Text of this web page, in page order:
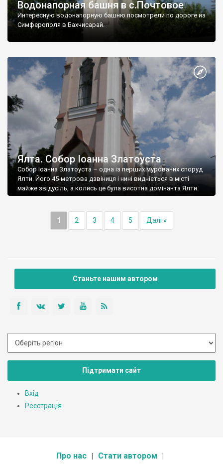
Водонапорная башня в с.Почтовое
Интересную водонапорную башню посмотрели по дороге из
Симферополя в Бахчисарай.
Ялта. Собор Іоанна Златоуста
Собор Іоанна Златоуста – одна із перших мурованих споруд
Ялти. Його 45-метрова дзвіниця і нині видніється в місті
майже звідусіль, а колись це була висотна домінанта Ялти.
1 2 3 4 5 Далі »
Станьте нашим автором
Підтримати сайт
Вхід
Реєстрація
Про нас Стати автором